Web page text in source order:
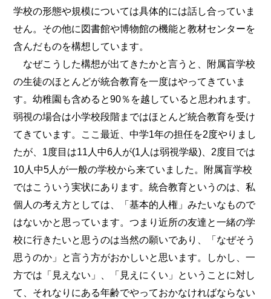
学校の形態や規模については具体的には話し合っていま
せん。その他に図書館や博物館の機能と教材センターを
含んだものを構想しています。
なぜこうした構想が出てきたかと言うと、附属盲学校
の生徒のほとんどが統合教育を一度はやってきていま
す。幼稚園も含めると90％を越していると思われます。
弱視の場合は小学校段階まではほとんど統合教育を受け
てきています。ここ最近、中学1年の担任を2度やりまし
たが、1度目は11人中6人が(1人は弱視学級)、2度目では
10人中5人が一般の学校から来ていました。附属盲学校
ではこういう実状にあります。統合教育というのは、私
個人の考え方としては、「基本的人権」みたいなもので
はないかと思っています。つまり近所の友達と一緒の学
校に行きたいと思うのは当然の願いであり、「なぜそう
思うのか」と言う方がおかしいと思います。しかし、一
方では「見えない」、「見えにくい」ということに対し
て、それなりにある年齢でやっておかなければならない